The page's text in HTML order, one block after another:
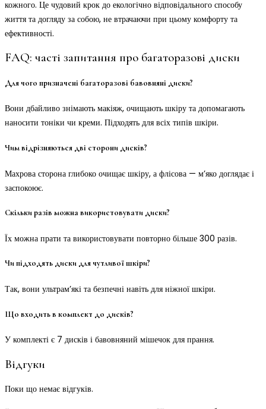
кожного. Це чудовий крок до екологічно відповідального способу
життя та догляду за собою, не втрачаючи при цьому комфорту та
ефективності.
FAQ: часті запитання про багаторазові диски
Для чого призначені багаторазові бавовняні диски?
Вони дбайливо знімають макіяж, очищають шкіру та допомагають
наносити тоніки чи креми. Підходять для всіх типів шкіри.
Чим відрізняються дві сторони дисків?
Махрова сторона глибоко очищає шкіру, а флісова — м’яко доглядає і
заспокоює.
Скільки разів можна використовувати диски?
Їх можна прати та використовувати повторно більше 300 разів.
Чи підходять диски для чутливої шкіри?
Так, вони ультрам’які та безпечні навіть для ніжної шкіри.
Що входить в комплект до дисків?
У комплекті є 7 дисків і бавовняний мішечок для прання.
Відгуки
Поки що немає відгуків.